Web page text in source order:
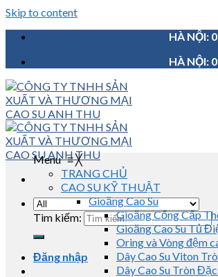
Skip to content
HÀ NỘI:
HÀ NỘI:
Tìm kiếm:
Đăng nhập
Menu≡╳
TRANG CHỦ
CAO SU KỸ THUẬT
Gioăng Cao Su
Gioăng Cống Cấp
Gioăng Cao Su Tủ
Oring và Vòng đệm
Dây Cao Su Viton
Dây Cao Su Tròn